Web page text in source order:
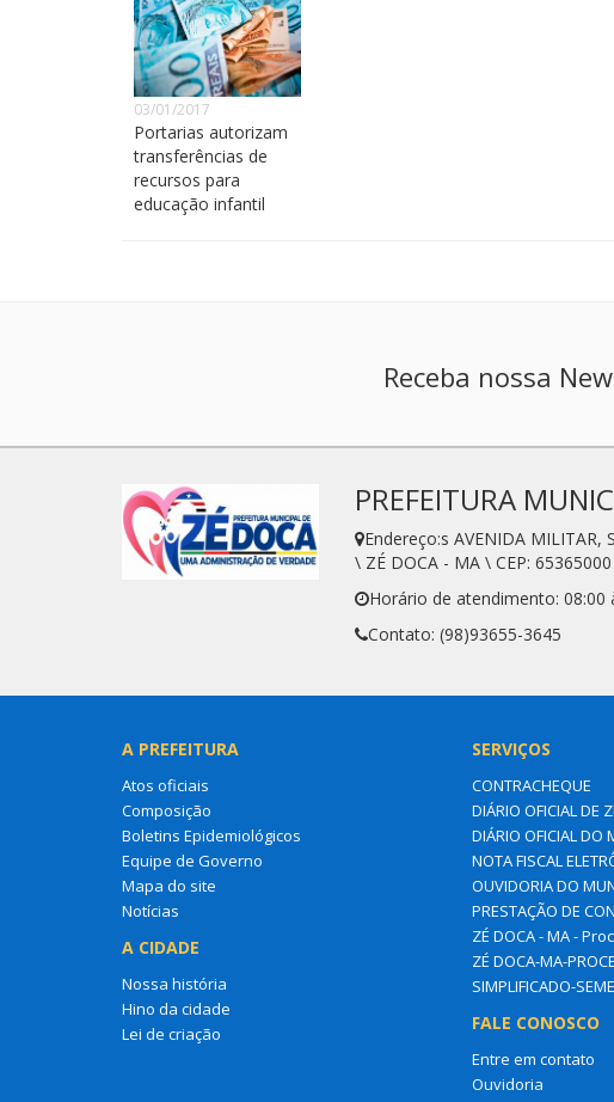
03/01/2017
Portarias autorizam
transferências de
recursos para
educação infantil
Receba nossa
PREFEITURA
Endereço:s AVENIDA MILITAR,
\ ZÉ DOCA - MA \ CEP: 65365000
Horário de atendimento: 08:00
Contato: (98)93655-3645
A PREFEITURA
Atos oficiais
Composição
Boletins Epidemiológicos
Equipe de Governo
Mapa do site
Notícias
A CIDADE
Nossa história
Hino da cidade
Lei de criação
SERVIÇOS
CONTRACHEQUE
DIÁRIO OFICIAL DE
DIÁRIO OFICIAL DO
NOTA FISCAL
OUVIDORIA DO
PRESTAÇÃO DE
ZÉ DOCA - MA -
ZÉ DOCA-MA-
SIMPLIFICADO-
FALE CONOSCO
Entre em contato
Ouvidoria